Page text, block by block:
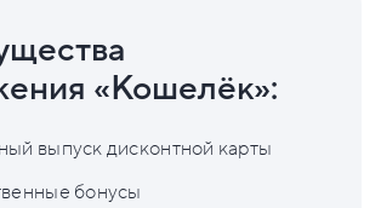
«Кошелёк»:
выпуск дисконтной карты
бонусы